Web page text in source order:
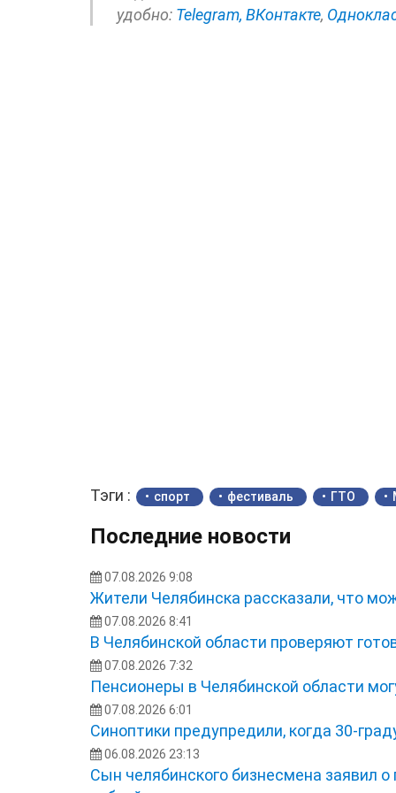
удобно: Telegram, ВКонтакте,
Тэги : спорт фестиваль ГТО
Последние новости
07.08.2026 9:08
Жители Челябинска рассказали, что
07.08.2026 8:41
В Челябинской области проверяют
07.08.2026 7:32
Пенсионеры в Челябинской области
07.08.2026 6:01
Синоптики предупредили, когда 30-
06.08.2026 23:13
Сын челябинского бизнесмена заявил